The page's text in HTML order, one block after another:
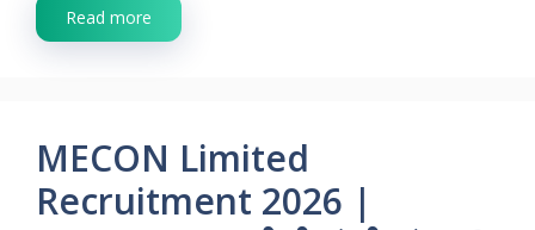
Read more
MECON Limited
Recruitment 2026 |